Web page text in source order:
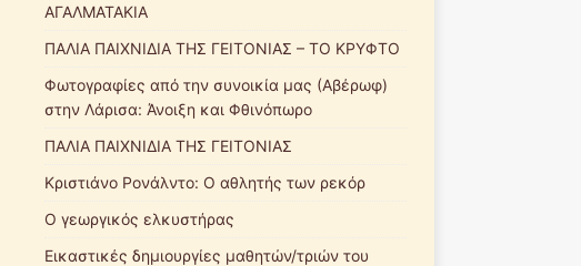
ΑΓΑΛΜΑΤΑΚΙΑ
ΠΑΛΙΑ ΠΑΙΧΝΙΔΙΑ ΤΗΣ ΓΕΙΤΟΝΙΑΣ – ΤΟ ΚΡΥΦΤΟ
Φωτογραφίες από την συνοικία μας (Αβέρωφ)
στην Λάρισα: Άνοιξη και Φθινόπωρο
ΠΑΛΙΑ ΠΑΙΧΝΙΔΙΑ ΤΗΣ ΓΕΙΤΟΝΙΑΣ
Κριστιάνο Ρονάλντο: Ο αθλητής των ρεκόρ
Ο γεωργικός ελκυστήρας
Εικαστικές δημιουργίες μαθητών/τριών του